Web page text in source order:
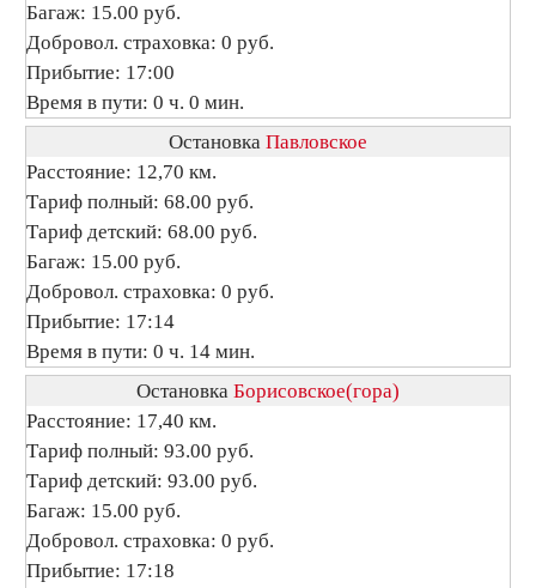
Багаж: 15.00 руб.
Добровол. страховка: 0 руб.
Прибытие: 17:00
Время в пути: 0 ч. 0 мин.
Остановка Павловское
Расстояние: 12,70 км.
Тариф полный: 68.00 руб.
Тариф детский: 68.00 руб.
Багаж: 15.00 руб.
Добровол. страховка: 0 руб.
Прибытие: 17:14
Время в пути: 0 ч. 14 мин.
Остановка Борисовское(гора)
Расстояние: 17,40 км.
Тариф полный: 93.00 руб.
Тариф детский: 93.00 руб.
Багаж: 15.00 руб.
Добровол. страховка: 0 руб.
Прибытие: 17:18